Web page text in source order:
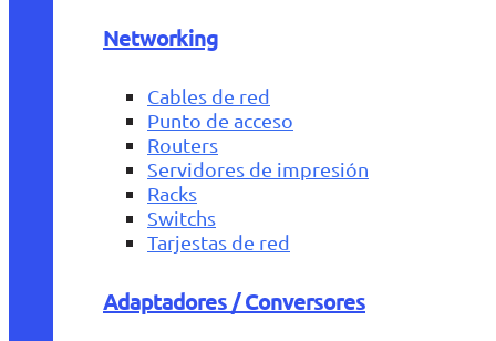
Networking
Cables de red
Punto de acceso
Routers
Servidores de impresión
Racks
Switchs
Tarjestas de red
Adaptadores / Conversores